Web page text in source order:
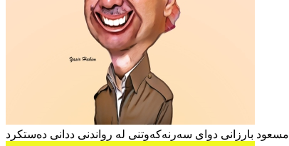
مسعود بارزانی دوای سەرنەکەوتنی لە رواندنی ددانی دەستکرد